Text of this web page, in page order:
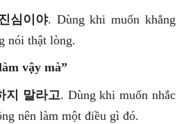
심이야. Dùng khi muốn khẳng
nói thật lòng.
vậy mà”
지 말라고. Dùng khi muốn nhắc
nên làm một điều gì đó.